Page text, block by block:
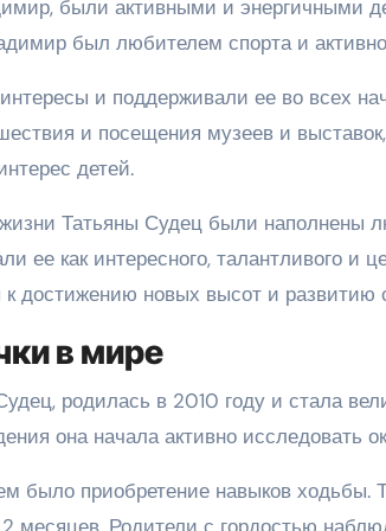
были активными и энергичными
был любителем спорта и
и поддерживали ее во всех
и посещения музеев и
детей.
Татьяны Судец были наполнены
ее как интересного, талантливого и
достижению новых высот и развитию
в мире
родилась в 2010 году и стала
она начала активно исследовать
приобретение навыков ходьбы.
месяцев. Родители с гордостью